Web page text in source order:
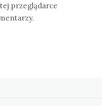
przeglądarce